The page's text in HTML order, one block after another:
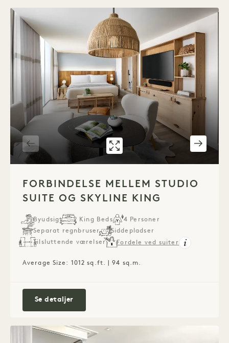
GALLERI 540 FORBUNDET
FORBINDELSE MELLEM STUDIO
SUITE OG SKYLINE KING
Byudsigt 2 King Beds
4 Personer
Separat regnbruser
Siddepladser
Tilsluttende værelser
Fordele ved suiter
Average Size: 1012 sq.ft. | 94 sq.m.
Se detaljerForbindelse mellem Studio Suite og